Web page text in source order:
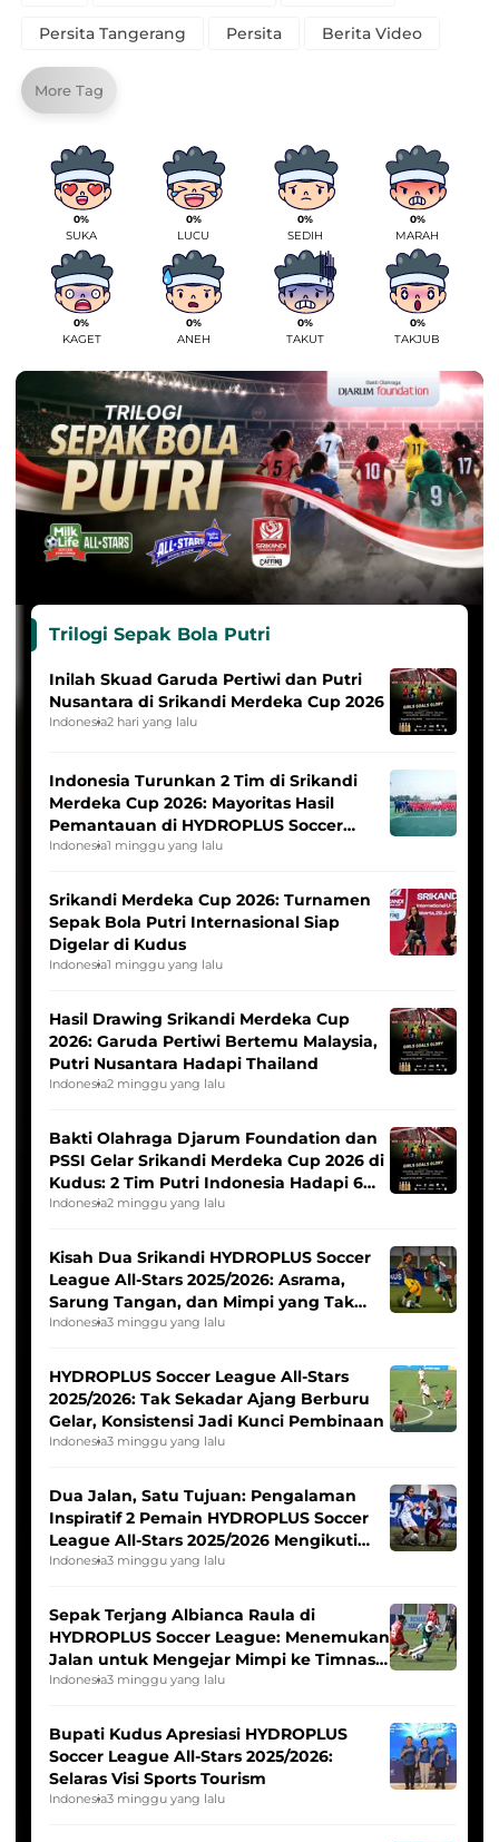
Persita Tangerang Persita Berita Video
More Tag
0%
SUKA
0%
LUCU
0%
SEDIH
0%
MARAH
0%
KAGET
0%
ANEH
0%
TAKUT
0%
TAKJUB
Trilogi Sepak Bola Putri
Inilah Skuad Garuda Pertiwi dan Putri
Nusantara di Srikandi Merdeka Cup 2026
Indonesia2 hari yang lalu
Indonesia Turunkan 2 Tim di Srikandi
Merdeka Cup 2026: Mayoritas Hasil
Pemantauan di HYDROPLUS Soccer
League
Indonesia1 minggu yang lalu
Srikandi Merdeka Cup 2026: Turnamen
Sepak Bola Putri Internasional Siap
Digelar di Kudus
Indonesia1 minggu yang lalu
Hasil Drawing Srikandi Merdeka Cup
2026: Garuda Pertiwi Bertemu Malaysia,
Putri Nusantara Hadapi Thailand
Indonesia2 minggu yang lalu
Bakti Olahraga Djarum Foundation dan
PSSI Gelar Srikandi Merdeka Cup 2026 di
Kudus: 2 Tim Putri Indonesia Hadapi 6
Tim Asia
Indonesia2 minggu yang lalu
Kisah Dua Srikandi HYDROPLUS Soccer
League All-Stars 2025/2026: Asrama,
Sarung Tangan, dan Mimpi yang Tak
Pernah Padam
Indonesia3 minggu yang lalu
HYDROPLUS Soccer League All-Stars
2025/2026: Tak Sekadar Ajang Berburu
Gelar, Konsistensi Jadi Kunci Pembinaan
Indonesia3 minggu yang lalu
Dua Jalan, Satu Tujuan: Pengalaman
Inspiratif 2 Pemain HYDROPLUS Soccer
League All-Stars 2025/2026 Mengikuti
Seleksi Timnas Indonesia Putri
Indonesia3 minggu yang lalu
Sepak Terjang Albianca Raula di
HYDROPLUS Soccer League: Menemukan
Jalan untuk Mengejar Mimpi ke Timnas
Indonesia Putri
Indonesia3 minggu yang lalu
Bupati Kudus Apresiasi HYDROPLUS
Soccer League All-Stars 2025/2026:
Selaras Visi Sports Tourism
Indonesia3 minggu yang lalu